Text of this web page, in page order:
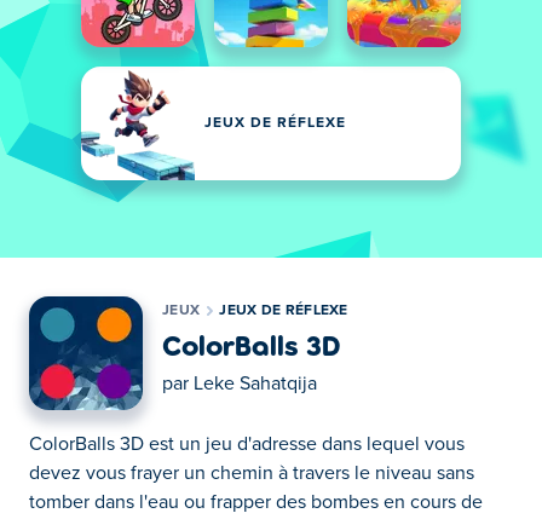
JEUX DE RÉFLEXE
JEUX JEUX DE RÉFLEXE
ColorBalls 3D
par Leke Sahatqija
ColorBalls 3D est un jeu d'adresse dans lequel vous
devez vous frayer un chemin à travers le niveau sans
tomber dans l'eau ou frapper des bombes en cours de